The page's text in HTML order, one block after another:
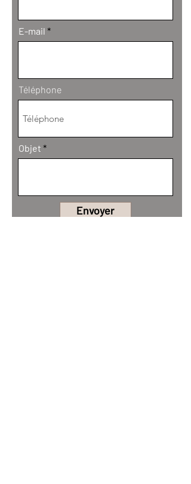
E-mail
Téléphone
Objet
Envoyer